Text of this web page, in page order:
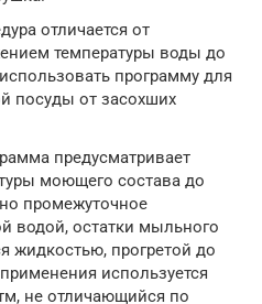
отличается от
температуры воды до
программу для
посуды от засохших
предусматривает
моющего состава до
промежуточное
водой, остатки мыльного
жидкостью, прогретой до
используется
не отличающийся по